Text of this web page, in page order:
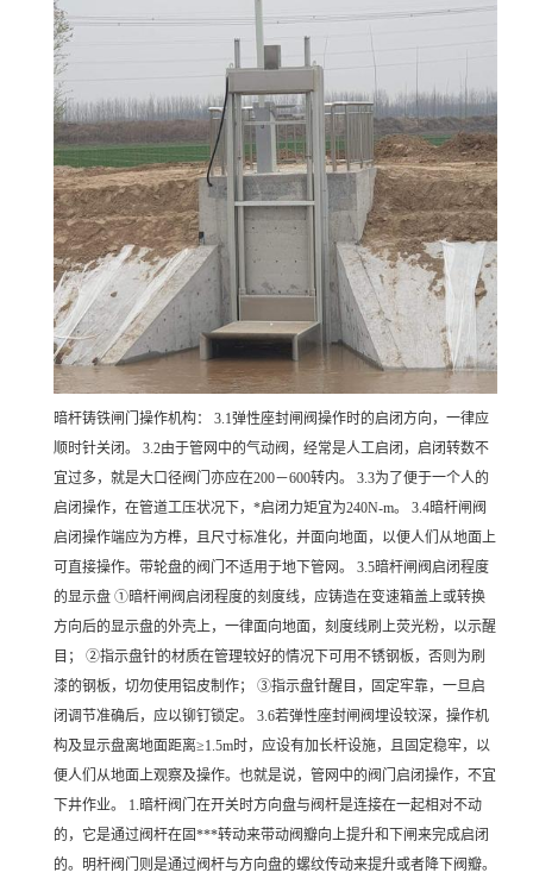
暗杆铸铁闸门操作机构： 3.1弹性座封闸阀操作时的启闭方向，一律应
顺时针关闭。 3.2由于管网中的气动阀，经常是人工启闭，启闭转数不
宜过多，就是大口径阀门亦应在200－600转内。 3.3为了便于一个人的
启闭操作，在管道工压状况下，*启闭力矩宜为240N-m。 3.4暗杆闸阀
启闭操作端应为方榫，且尺寸标准化，并面向地面，以便人们从地面上
可直接操作。带轮盘的阀门不适用于地下管网。 3.5暗杆闸阀启闭程度
的显示盘 ①暗杆闸阀启闭程度的刻度线，应铸造在变速箱盖上或转换
方向后的显示盘的外壳上，一律面向地面，刻度线刷上荧光粉，以示醒
目； ②指示盘针的材质在管理较好的情况下可用不锈钢板，否则为刷
漆的钢板，切勿使用铝皮制作； ③指示盘针醒目，固定牢靠，一旦启
闭调节准确后，应以铆钉锁定。 3.6若弹性座封闸阀埋设较深，操作机
构及显示盘离地面距离≥1.5m时，应设有加长杆设施，且固定稳牢，以
便人们从地面上观察及操作。也就是说，管网中的阀门启闭操作，不宜
下井作业。 1.暗杆阀门在开关时方向盘与阀杆是连接在一起相对不动
的，它是通过阀杆在固***转动来带动阀瓣向上提升和下闸来完成启闭
的。明杆阀门则是通过阀杆与方向盘的螺纹传动来提升或者降下阀瓣。